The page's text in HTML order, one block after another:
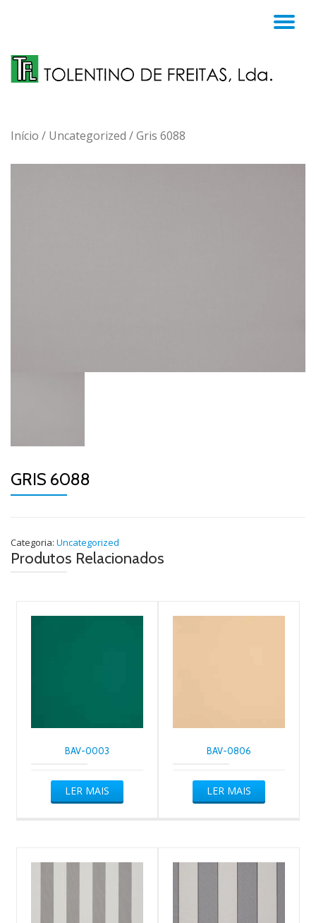
content
Início / Uncategorized / Gris 6088
GRIS 6088
Categoria: Uncategorized
Produtos Relacionados
BAV-0003
LER MAIS
BAV-0806
LER MAIS